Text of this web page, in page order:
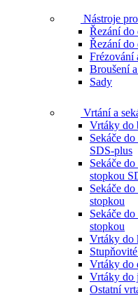
Nástroje
Řezání
Řezání
Frézování
Broušení
Sady
Vrtání a
Vrtáky do
Sekáče
SDS-plus
Sekáče
stopkou
Sekáče
stopkou
Sekáče
stopkou
Vrtáky do
Vrtáky do
Vrtáky do
Ostatní